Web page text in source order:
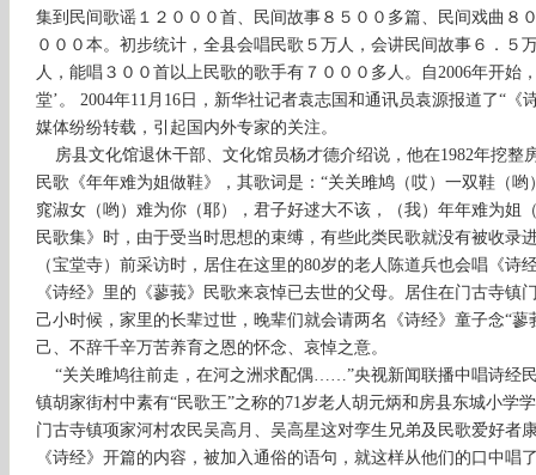
集到民间歌谣１２０００首、民间故事８５００多篇、民间戏曲８
０００本。初步统计，全县会唱民歌５万人，会讲民间故事６．５
人，能唱３００首以上民歌的歌手有７０００多人。自2006年开始
堂’。 2004年11月16日，新华社记者袁志国和通讯员袁源报道了“
媒体纷纷转载，引起国内外专家的关注。
房县文化馆退休干部、文化馆员杨才德介绍说，他在1982年挖整
民歌《年年难为姐做鞋》，其歌词是：“关关雎鸠（哎）一双鞋（
窕淑女（哟）难为你（耶），君子好逑大不该，（我）年年难为姐
民歌集》时，由于受当时思想的束缚，有些此类民歌就没有被收录
（宝堂寺）前采访时，居住在这里的80岁的老人陈道兵也会唱《诗
《诗经》里的《蓼莪》民歌来哀悼已去世的父母。居住在门古寺镇
己小时候，家里的长辈过世，晚辈们就会请两名《诗经》童子念“
己、不辞千辛万苦养育之恩的怀念、哀悼之意。
“关关雎鸠往前走，在河之洲求配偶……”央视新闻联播中唱诗经
镇胡家街村中素有“民歌王”之称的71岁老人胡元炳和房县东城小学
门古寺镇项家河村农民吴高月、吴高星这对孪生兄弟及民歌爱好者
《诗经》开篇的内容，被加入通俗的语句，就这样从他们的口中唱